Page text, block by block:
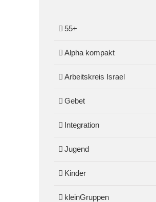
55+
Alpha kompakt
Arbeitskreis Israel
Gebet
Integration
Jugend
Kinder
kleinGruppen